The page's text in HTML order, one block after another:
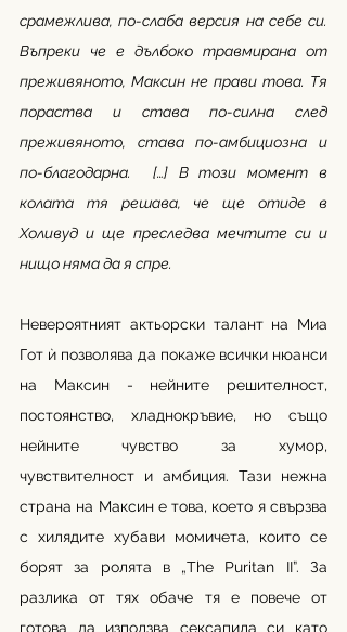
срамежлива, по-слаба версия на себе си.
Въпреки че е дълбоко травмирана от
преживяното, Максин не прави това. Тя
пораства и става по-силна след
преживяното, става по-амбициозна и
по-благодарна.  […] В този момент в
колата тя решава, че ще отиде в
Холивуд и ще преследва мечтите си и
нищо няма да я спре.
Невероятният актьорски талант на Миа
Гот ѝ позволява да покаже всички нюанси
на Максин - нейните решителност,
постоянство, хладнокръвие, но също
нейните чувство за хумор,
чувствителност и амбиция. Тази нежна
страна на Максин е това, което я свързва
с хилядите хубави момичета, които се
борят за ролята в „The Puritan II”. За
разлика от тях обаче тя е повече от
готова да използва сексапила си като